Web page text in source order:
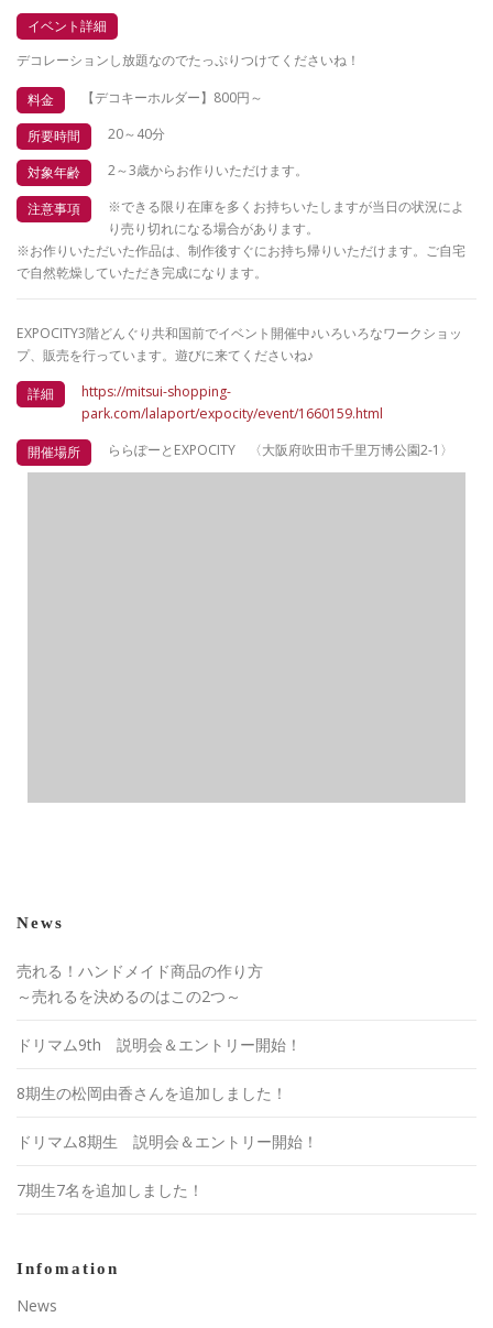
イベント詳細
デコレーションし放題なのでたっぷりつけてくださいね！
料金 【デコキーホルダー】800円～
所要時間 20～40分
対象年齢 2～3歳からお作りいただけます。
注意事項
※できる限り在庫を多くお持ちいたしますが当日の状況によ
り売り切れになる場合があります。
※お作りいただいた作品は、制作後すぐにお持ち帰りいただけます。ご自宅
で自然乾燥していただき完成になります。
EXPOCITY3階どんぐり共和国前でイベント開催中♪いろいろなワークショッ
プ、販売を行っています。遊びに来てくださいね♪
詳細
https://mitsui-shopping-
park.com/lalaport/expocity/event/1660159.html
開催場所 ららぽーとEXPOCITY 〈大阪府吹田市千里万博公園2-1〉
News
売れる！ハンドメイド商品の作り方
～売れるを決めるのはこの2つ～
ドリマム9th 説明会＆エントリー開始！
8期生の松岡由香さんを追加しました！
ドリマム8期生 説明会＆エントリー開始！
7期生7名を追加しました！
Infomation
News